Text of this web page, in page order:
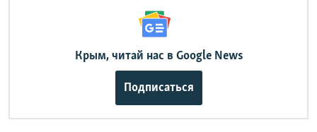
Крым, читай нас в Google News
Подписаться